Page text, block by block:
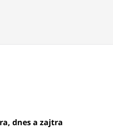
dnes a zajtra